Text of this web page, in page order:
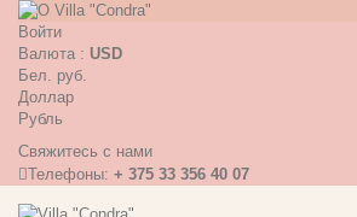
Войти
Валюта : USD
Бел. руб.
Доллар
Рубль
Свяжитесь с нами
Телефоны: + 375 33 356 40 07